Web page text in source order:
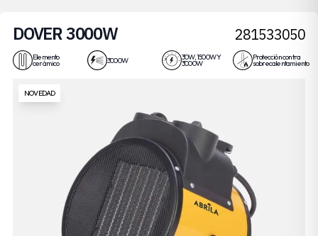
DOVER 3000W 281533050
Elemento
cerámico 3000W 30W, 1500W Y
3000W
Protección contra
sobrecalentamiento
NOVEDAD